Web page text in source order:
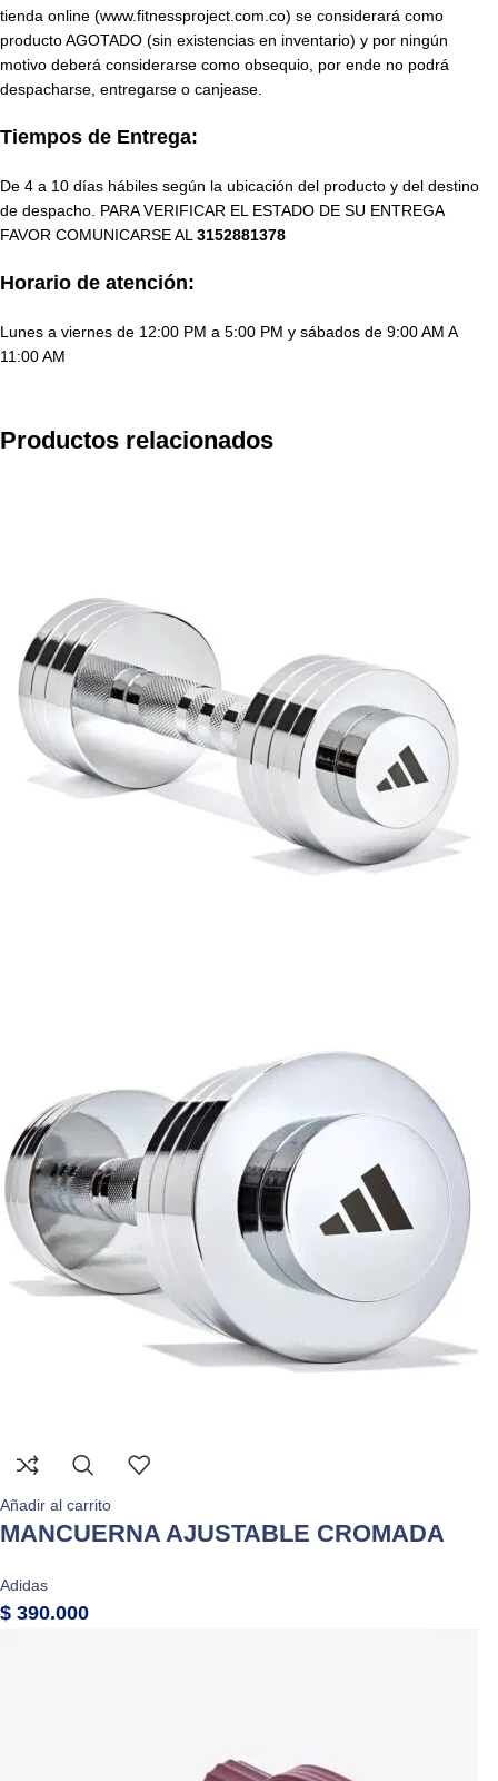
tienda online (www.fitnessproject.com.co) se considerará como
producto AGOTADO (sin existencias en inventario) y por ningún
motivo deberá considerarse como obsequio, por ende no podrá
despacharse, entregarse o canjease.
Tiempos de Entrega:
De 4 a 10 días hábiles según la ubicación del producto y del destino
de despacho. PARA VERIFICAR EL ESTADO DE SU ENTREGA
FAVOR COMUNICARSE AL 3152881378
Horario de atención:
Lunes a viernes de 12:00 PM a 5:00 PM y sábados de 9:00 AM A
11:00 AM
Productos relacionados
Añadir al carrito
MANCUERNA AJUSTABLE CROMADA
Adidas
$ 390.000